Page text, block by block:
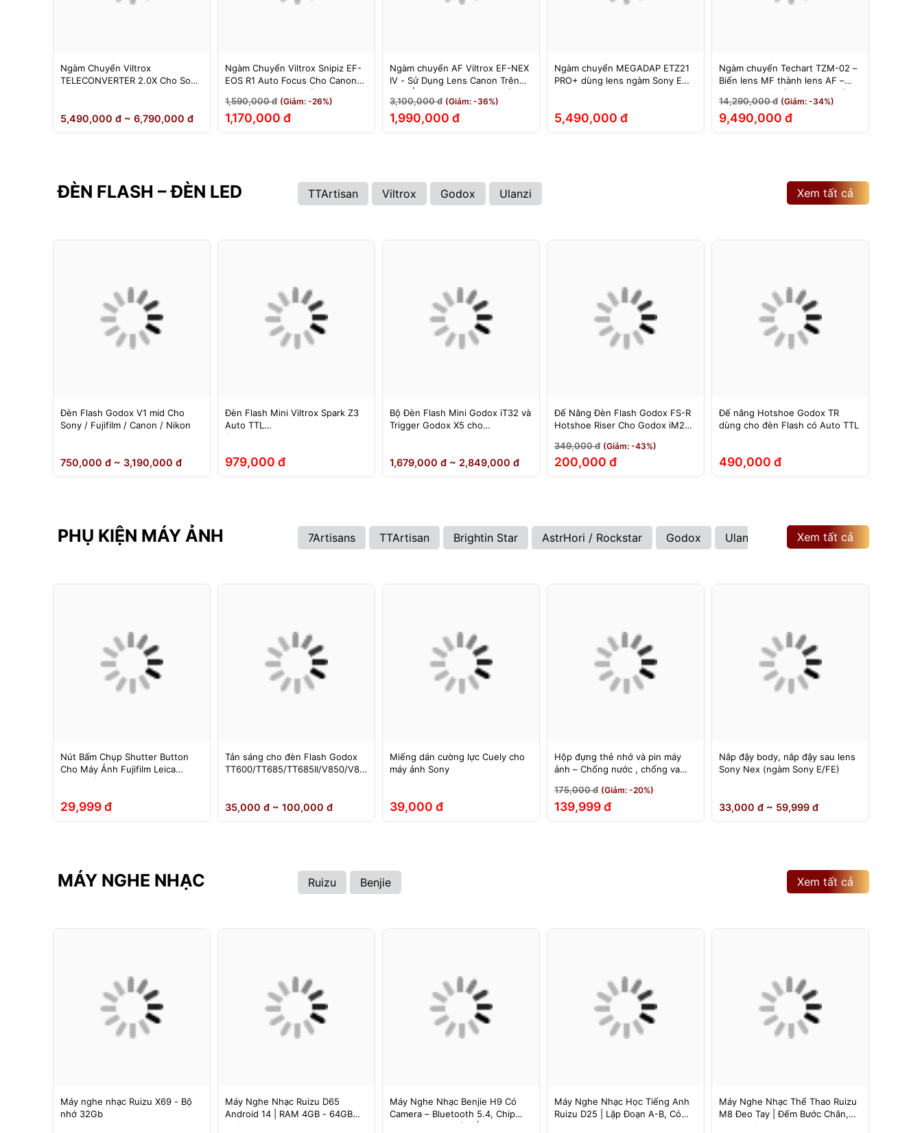
Ngàm Chuyển Viltrox
TELECONVERTER 2.0X Cho Sony
5,490,000 đ ~ 6,790,000 đ
Ngàm Chuyển Viltrox Snipiz EF-
EOS R1 Auto Focus Cho Canon
EOS R/RP/R5/R6 - Bảo Hành 12
Tháng 1 Đổi 1
1,590,000 đ (Giảm: -26%)
1,170,000 đ
Ngàm chuyển AF Viltrox EF-NEX
IV - Sử Dụng Lens Canon Trên
Máy Ảnh Sony E-Mount - Bảo
Hành 12 Tháng.
3,100,000 đ (Giảm: -36%)
1,990,000 đ
Ngàm chuyển MEGADAP ETZ21
PRO+ dùng lens ngàm Sony E
cho máy Nikon Z – Adapter
5,490,000 đ
Ngàm chuyển Techart TZM-02 –
Biến lens MF thành lens AF –
Dùng cho máy ảnh Nikon Z sử
dụng các ống kính ngàm Leica M
14,290,000 đ (Giảm: -34%)
9,490,000 đ
ĐÈN FLASH – ĐÈN LED TTArtisan Viltrox Godox Ulanzi Xem tất cả
Đèn Flash Godox V1 mid Cho
Sony / Fujifilm / Canon / Nikon
750,000 đ ~ 3,190,000 đ
Đèn Flash Mini Viltrox Spark Z3
Auto TTL
(Fuji/Sony/Canon/Nikon)
979,000 đ
Bộ Đèn Flash Mini Godox iT32 và
Trigger Godox X5 cho
1,679,000 đ ~ 2,849,000 đ
Đế Nâng Đèn Flash Godox FS-R
Hotshoe Riser Cho Godox iM20
iA32 Lux Cadet
349,000 đ (Giảm: -43%)
200,000 đ
Đế nâng Hotshoe Godox TR
dùng cho đèn Flash có Auto TTL
490,000 đ
PHỤ KIỆN MÁY ẢNH 7Artisans TTArtisan Brightin Star AstrHori / Rockstar Godox Ulanzi Kenko Hoya
Xem tất cả
Nút Bấm Chụp Shutter Button
Cho Máy Ảnh Fujifilm Leica
Contax (Ren Xoáy)
29,999 đ
Tản sáng cho đèn Flash Godox
TT600/TT685/TT685II/V850/V85
35,000 đ ~ 100,000 đ
Miếng dán cường lực Cuely cho
máy ảnh Sony
39,000 đ
Hộp đựng thẻ nhớ và pin máy
ảnh – Chống nước , chống va
175,000 đ (Giảm: -20%)
139,999 đ
Nắp đậy body, nắp đậy sau lens
Sony Nex (ngàm Sony E/FE)
33,000 đ ~ 59,999 đ
MÁY NGHE NHẠC Ruizu Benjie Xem tất cả
Máy nghe nhạc Ruizu X69 - Bộ
nhớ 32Gb
Máy Nghe Nhạc Ruizu D65
Android 14 | RAM 4GB - 64GB
Chính Hãng
Máy Nghe Nhạc Benjie H9 Có
Camera – Bluetooth 5.4, Chip
DSD Lossless, Cảm Ứng IPS –
Máy Nghe Nhạc Học Tiếng Anh
Ruizu D25 | Lặp Đoạn A-B, Có
Loa Ngoài
Máy Nghe Nhạc Thể Thao Ruizu
M8 Đeo Tay | Đếm Bước Chân,
Loa Ngoài